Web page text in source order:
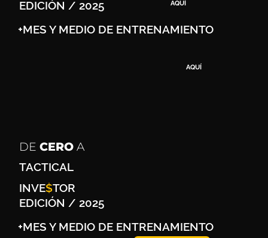
EDICIÓN / 2025
+MES Y MEDIO DE ENTRENAMIENTO
AQUÍ
AQUÍ
DE CERO A
TACTICAL
INVE$TOR
EDICIÓN / 2025
+MES Y MEDIO DE ENTRENAMIENTO